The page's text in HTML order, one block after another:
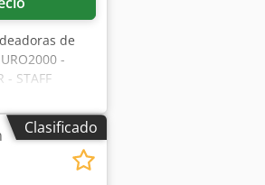
de
-
- STAFF
Banda de
Clasificado